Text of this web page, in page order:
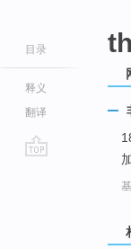
目录
释义
翻译